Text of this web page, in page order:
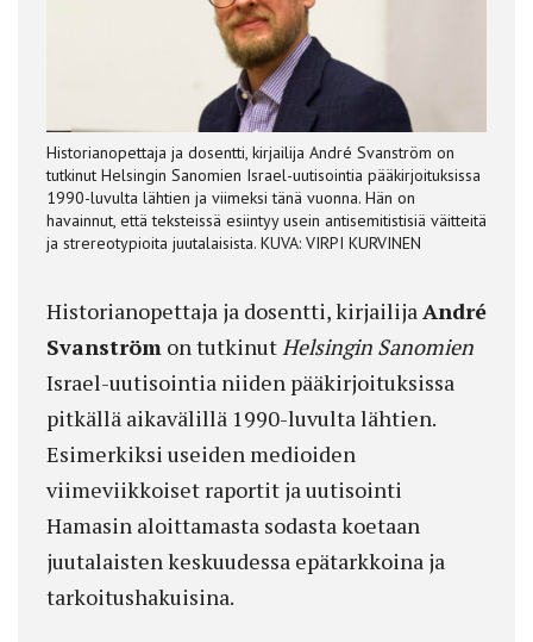
Historianopettaja ja dosentti, kirjailija André Svanström on
tutkinut Helsingin Sanomien Israel-uutisointia pääkirjoituksissa
1990-luvulta lähtien ja viimeksi tänä vuonna. Hän on
havainnut, että teksteissä esiintyy usein antisemitistisiä väitteitä
ja strereotypioita juutalaisista. KUVA: VIRPI KURVINEN
Historianopettaja ja dosentti, kirjailijaAndré
Svanström on tutkinutHelsingin Sanomien
Israel-uutisointia niiden pääkirjoituksissa
pitkällä aikavälillä 1990-luvulta lähtien.
Esimerkiksi useiden medioiden
viimeviikkoiset raportit ja uutisointi
Hamasin aloittamasta sodasta koetaan
juutalaisten keskuudessa epätarkkoina ja
tarkoitushakuisina.